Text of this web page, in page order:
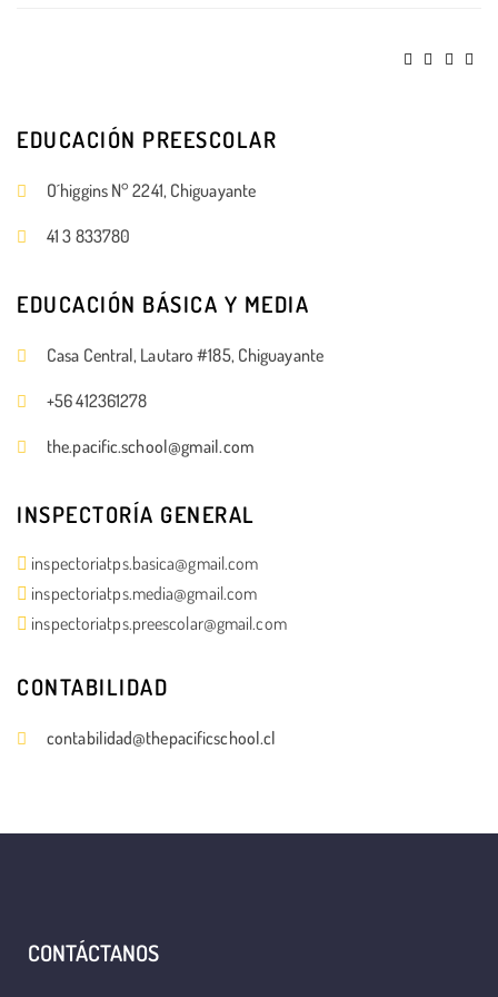
EDUCACIÓN PREESCOLAR
O´higgins N° 2241, Chiguayante
41 3 833780
EDUCACIÓN BÁSICA Y MEDIA
Casa Central, Lautaro #185, Chiguayante
+56 412361278
the.pacific.school@gmail.com
INSPECTORÍA GENERAL
inspectoriatps.basica@gmail.com
inspectoriatps.media@gmail.com
inspectoriatps.preescolar@gmail.com
CONTABILIDAD
contabilidad@thepacificschool.cl
CONTÁCTANOS